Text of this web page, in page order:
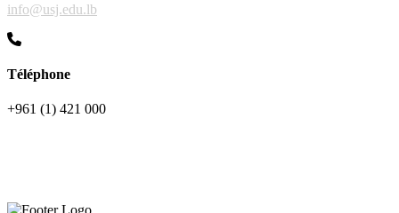
info@usj.edu.lb
Téléphone
+961 (1) 421 000